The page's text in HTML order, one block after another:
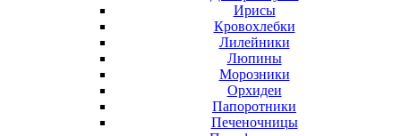
Ирисы
Кровохлебки
Лилейники
Люпины
Морозники
Орхидеи
Папоротники
Печеночницы